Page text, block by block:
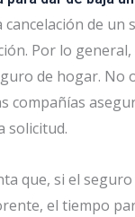
cancelación de
Por lo
de hogar.
compañías
solicitud.
que, si el
el tiempo